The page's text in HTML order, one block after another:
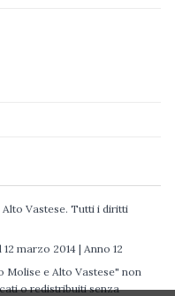
Vastese. Tutti i diritti
marzo 2014 | Anno 12
Molise e Alto Vastese" non
o redistribuiti senza